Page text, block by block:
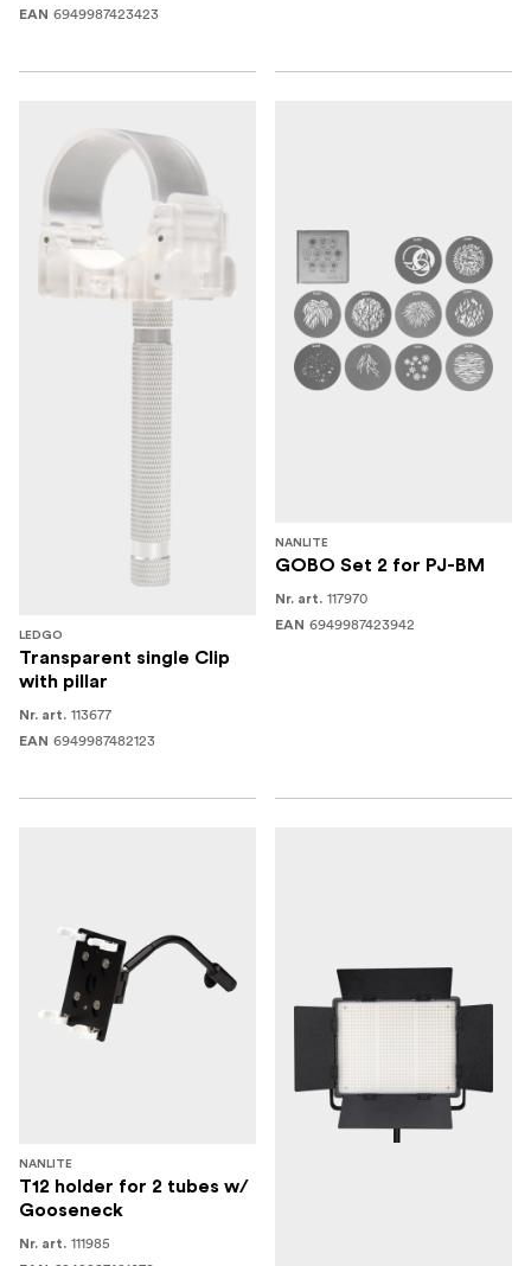
EAN 6949987423423
LEDGO
Transparent single Clip
with pillar
Nr. art. 113677
EAN 6949987482123
NANLITE
GOBO Set 2 for PJ-BM
Nr. art. 117970
EAN 6949987423942
NANLITE
T12 holder for 2 tubes w/
Gooseneck
Nr. art. 111985